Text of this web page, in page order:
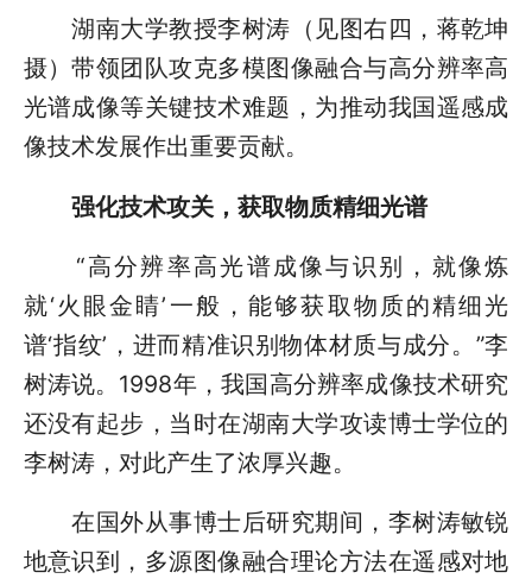
湖南大学教授李树涛（见图右四，蒋乾坤
摄）带领团队攻克多模图像融合与高分辨率高
光谱成像等关键技术难题，为推动我国遥感成
像技术发展作出重要贡献。
强化技术攻关，获取物质精细光谱
“高分辨率高光谱成像与识别，就像炼
就‘火眼金睛’一般，能够获取物质的精细光
谱‘指纹’，进而精准识别物体材质与成分。”李
树涛说。1998年，我国高分辨率成像技术研究
还没有起步，当时在湖南大学攻读博士学位的
李树涛，对此产生了浓厚兴趣。
在国外从事博士后研究期间，李树涛敏锐
地意识到，多源图像融合理论方法在遥感对地